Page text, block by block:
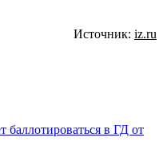
Источник: iz.ru
баллотироваться в ГД от